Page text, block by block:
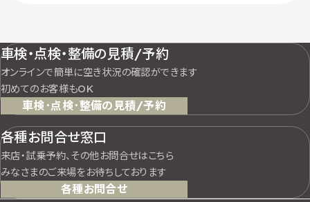
車検・点検・整備の見積/予約
オンラインで簡単に空き状況の確認ができます
初めてのお客様もOK
車検･点検･整備の見積/予約
各種お問合せ窓口
来店・試乗予約、その他お問合せはこちら
みなさまのご来場をお待ちしております
各種お問合せ